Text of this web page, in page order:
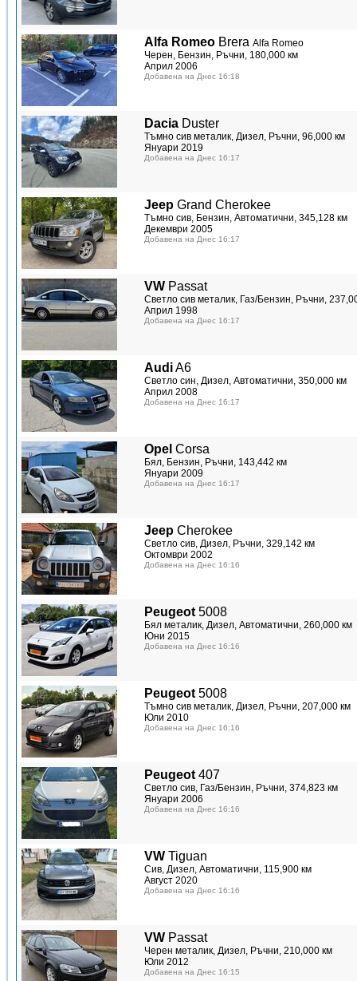
Alfa Romeo Brera Alfa Romeo
Черен, Бензин, Ръчни, 180,000 км
Април 2006
Добавена на Днес 16:18
Dacia Duster
Тъмно сив металик, Дизел, Ръчни, 96,000 км
Януари 2019
Добавена на Днес 16:17
Jeep Grand Cherokee
Тъмно сив, Бензин, Автоматични, 345,128 км
Декември 2005
Добавена на Днес 16:17
VW Passat
Светло сив металик, Газ/Бензин, Ръчни,
Април 1998
Добавена на Днес 16:17
AudiA6
Светло син, Дизел, Автоматични, 350,000 км
Април 2008
Добавена на Днес 16:17
Opel Corsa
Бял, Бензин, Ръчни, 143,442 км
Януари 2009
Добавена на Днес 16:17
Jeep Cherokee
Светло сив, Дизел, Ръчни, 329,142 км
Октомври 2002
Добавена на Днес 16:16
Peugeot 5008
Бял металик, Дизел, Автоматични, 260,000 км
Юни 2015
Добавена на Днес 16:16
Peugeot 5008
Тъмно сив металик, Дизел, Ръчни, 207,000 км
Юли 2010
Добавена на Днес 16:16
Peugeot 407
Светло сив, Газ/Бензин, Ръчни, 374,823 км
Януари 2006
Добавена на Днес 16:16
VW Tiguan
Сив, Дизел, Автоматични, 115,900 км
Август 2020
Добавена на Днес 16:16
VW Passat
Черен металик, Дизел, Ръчни, 210,000 км
Юли 2012
Добавена на Днес 16:15